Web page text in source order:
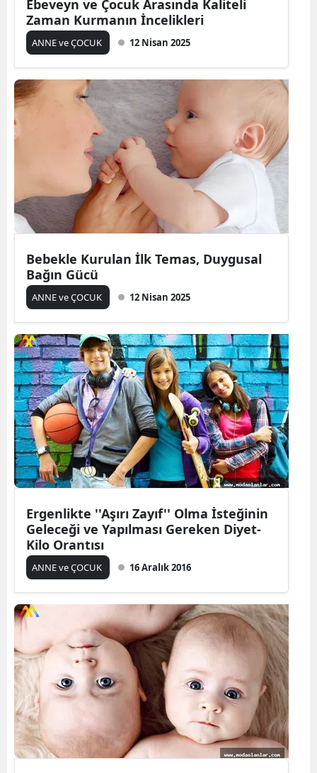
Ebeveyn ve Çocuk Arasında Kaliteli
Zaman Kurmanın İncelikleri
ANNE ve ÇOCUK 12 Nisan 2025
Bebekle Kurulan İlk Temas, Duygusal
Bağın Gücü
ANNE ve ÇOCUK 12 Nisan 2025
Ergenlikte ''Aşırı Zayıf'' Olma İsteğinin
Geleceği ve Yapılması Gereken Diyet-
Kilo Orantısı
ANNE ve ÇOCUK 16 Aralık 2016